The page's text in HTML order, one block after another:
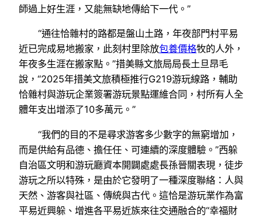
師過上好生涯，又能無缺地傳給下一代。”
“通往恰雜村的路都是盤山土路，年夜部門村平易
近已完成易地搬家，此刻村里除放包養價格牧的人外，
年夜多生涯在搬家點。”措美縣文旅局局長土旦昂毛
說，“2025年措美文旅積極推行G219游玩線路，輔助
恰雜村與游玩企業簽署游玩景點運維合同，村所有人全
體年支出增添了10多萬元。”
“我們的目的不是尋求游客多少數字的無窮增加，
而是供給有品德、擔任任、可連續的深度體驗。”西躲
自治區文明和游玩廳資本開闢處處長孫晉關表現，徒步
游玩之所以特殊，是由於它發明了一種深度聯絡：人與
天然、游客與社區、傳統與古代。這恰是游玩業作為富
平易近興躲、增進各平易近族來往交通融合的“幸福財